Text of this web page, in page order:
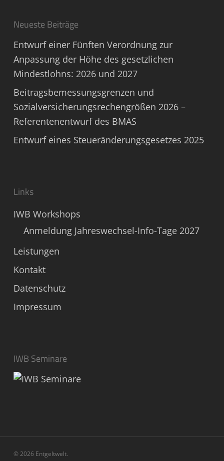
Neueste Beiträge
Entwurf einer Fünften Verordnung zur
Anpassung der Höhe des gesetzlichen
Mindestlohns: 2026 und 2027
Beitragsbemessungsgrenzen und
Sozialversicherungsrechengrößen 2026 –
Referentenentwurf des BMAS
Entwurf eines Steueränderungsgesetzes 2025
Links
IWB Workshops
Anmeldung Jahreswechsel-Info-Tage 2027
Leistungen
Kontakt
Datenschutz
Impressum
IWB Seminare
© 2026 Entgeltwelt.